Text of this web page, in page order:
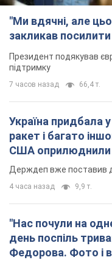
"Ми вдячні, але
закликав посилити
Президент подякував
підтримку
7 часов назад 66,4 т.
Україна придбала
ракет і багато
США оприлюднили
Держдеп вже поставив
4 часа назад 9,9 т.
"Нас почули на
день поспіль
Федорова. Фото і